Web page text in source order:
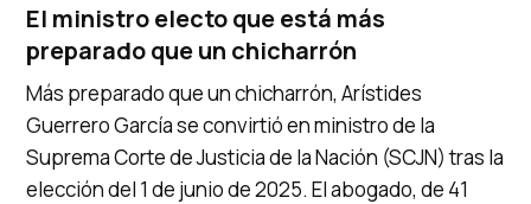
El ministro electo que está más
preparado que un chicharrón
Más preparado que un chicharrón, Arístides
Guerrero García se convirtió en ministro de la
Suprema Corte de Justicia de la Nación (SCJN) tras la
elección del 1 de junio de 2025. El abogado, de 41